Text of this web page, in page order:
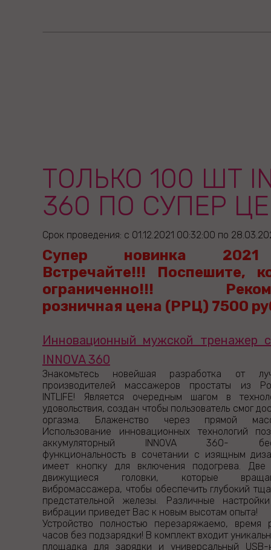
ТОЛЬКО 100 ШТ
360 ПО СУПЕР
Срок проведения: с 01.12.2021 00:32:00 по
Супер новинка 2021
Встречайте!!! Поспешите,
ограниченно!!!
розничная цена (РРЦ) 7500
Инновационный мужской тренажер
INNOVA 360
Знакомьтесь новейшая разработка от
производителей массажеров простаты из
INTLIFE! Является очередным шагом в
удовольствия, создан чтобы пользователь смог
оргазма. Блаженство через прямой
Использование инновационных технологий
аккумуляторный INNOVA 360-
функциональность в сочетании с изящным
имеет кнопку для включения подогрева. Две
движущиеся головки, которые
вибромассажера, чтобы обеспечить глубокий
предстательной железы. Различные
вибрации приведет Вас к новым высотам опыта!
Устройство полностью перезаряжаемо, время
часов без подзарядки! В комплект входит
площадка для зарядки и универсальный USB-